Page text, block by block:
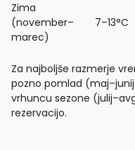
Zima
(november–
marec)
7–13°C
Za najboljše razmerje
pozno pomlad
vrhuncu sezone
rezervacijo.